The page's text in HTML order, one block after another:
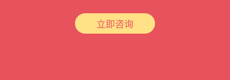
立即咨询